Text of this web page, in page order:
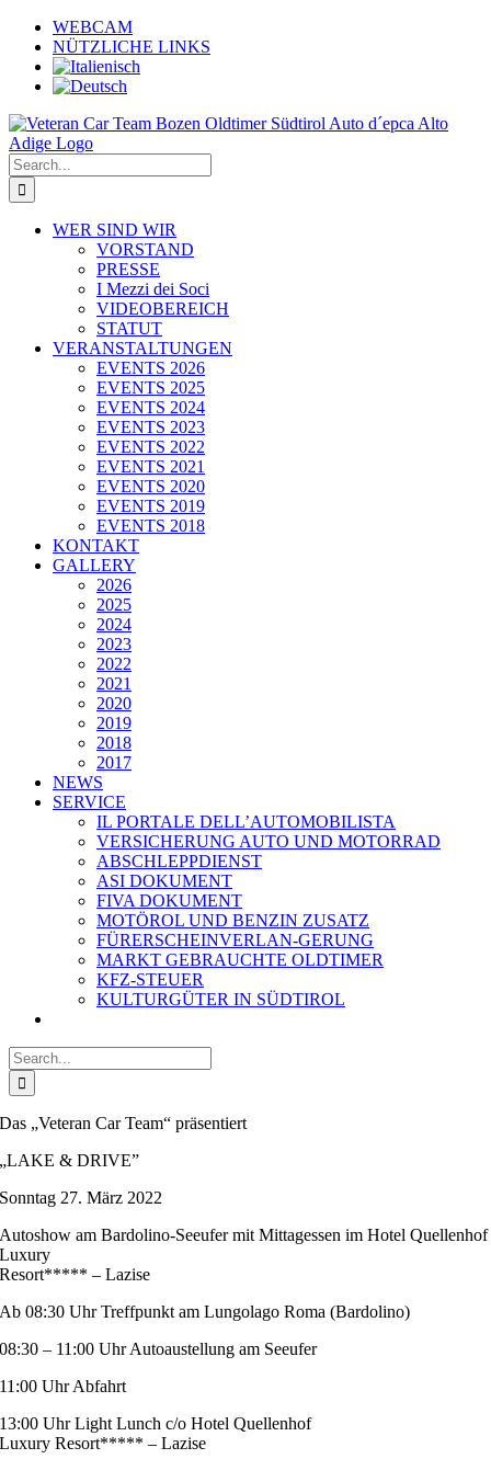
Skip
content
WEBCAM
NÜTZLICHE LINKS
Search
for:
WER SIND WIR
VORSTAND
PRESSE
I Mezzi dei Soci
VIDEOBEREICH
STATUT
VERANSTALTUNGEN
EVENTS 2026
EVENTS 2025
EVENTS 2024
EVENTS 2023
EVENTS 2022
EVENTS 2021
EVENTS 2020
EVENTS 2019
EVENTS 2018
KONTAKT
GALLERY
2026
2025
2024
2023
2022
2021
2020
2019
2018
2017
NEWS
SERVICE
IL PORTALE DELL’AUTOMOBILISTA
VERSICHERUNG AUTO UND MOTORRAD
ABSCHLEPPDIENST
ASI DOKUMENT
FIVA DOKUMENT
MOTÖROL UND BENZIN ZUSATZ
FÜRERSCHEINVERLAN-GERUNG
MARKT GEBRAUCHTE OLDTIMER
KFZ-STEUER
KULTURGÜTER IN SÜDTIROL
Search
for:
Das „Veteran Car Team“ präsentiert
„LAKE & DRIVE”
Sonntag 27. März 2022
Autoshow am Bardolino-Seeufer mit Mittagessen im Hotel Quellenhof
Luxury
Resort***** – Lazise
Ab 08:30 Uhr Treffpunkt am Lungolago Roma (Bardolino)
08:30 – 11:00 Uhr Autoaustellung am Seeufer
11:00 Uhr Abfahrt
13:00 Uhr Light Lunch c/o Hotel Quellenhof
Luxury Resort***** – Lazise